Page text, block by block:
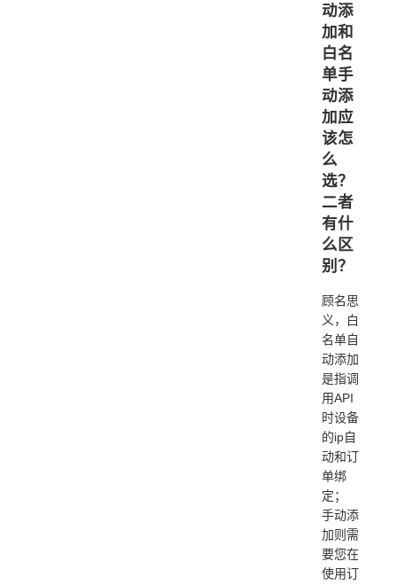
动添
加和
白名
单手
动添
加应
该怎
么
选？
二者
有什
么区
别？
顾名思
义，白
名单自
动添加
是指调
用API
时设备
的ip自
动和订
单绑
定；
手动添
加则需
要您在
使用订